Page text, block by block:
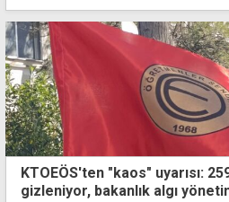
KTOEÖS'ten "kaos" uyarısı:
gizleniyor, bakanlık algı